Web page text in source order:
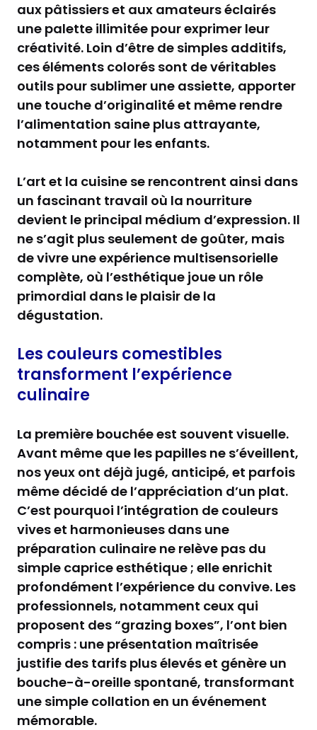
aux pâtissiers et aux amateurs éclairés
une palette illimitée pour exprimer leur
créativité. Loin d’être de simples additifs,
ces éléments colorés sont de véritables
outils pour sublimer une assiette, apporter
une touche d’originalité et même rendre
l’alimentation saine plus attrayante,
notamment pour les enfants.
L’art et la cuisine se rencontrent ainsi dans
un fascinant travail où la nourriture
devient le principal médium d’expression. Il
ne s’agit plus seulement de goûter, mais
de vivre une expérience multisensorielle
complète, où l’esthétique joue un rôle
primordial dans le plaisir de la
dégustation.
Les couleurs comestibles
transforment l’expérience
culinaire
La première bouchée est souvent visuelle.
Avant même que les papilles ne s’éveillent,
nos yeux ont déjà jugé, anticipé, et parfois
même décidé de l’appréciation d’un plat.
C’est pourquoi l’intégration de couleurs
vives et harmonieuses dans une
préparation culinaire ne relève pas du
simple caprice esthétique ; elle enrichit
profondément l’expérience du convive. Les
professionnels, notamment ceux qui
proposent des “grazing boxes”, l’ont bien
compris : une présentation maîtrisée
justifie des tarifs plus élevés et génère un
bouche-à-oreille spontané, transformant
une simple collation en un événement
mémorable.